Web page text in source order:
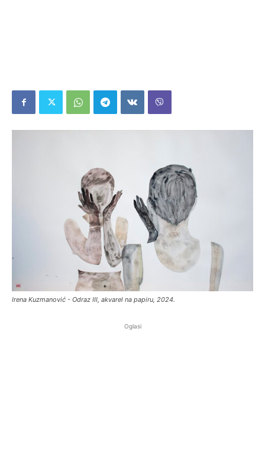
Irena Kuzmanović - Odraz III, akvarel na papiru, 2024.
Oglasi